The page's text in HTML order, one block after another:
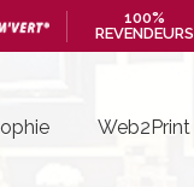
100%
REVENDEURS
Web2Print